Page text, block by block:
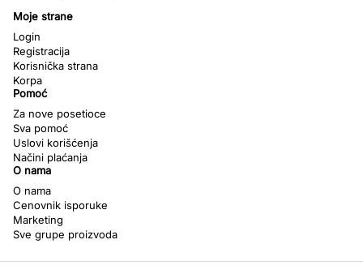
Moje strane
Login
Registracija
Korisnička strana
Korpa
Pomoć
Za nove posetioce
Sva pomoć
Uslovi korišćenja
Načini plaćanja
O nama
O nama
Cenovnik isporuke
Marketing
Sve grupe proizvoda